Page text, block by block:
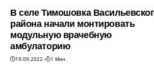
В селе Тимошовка
района начали монтировать
модульную врачебную
амбулаторию
19.09.2022
1 Мин.